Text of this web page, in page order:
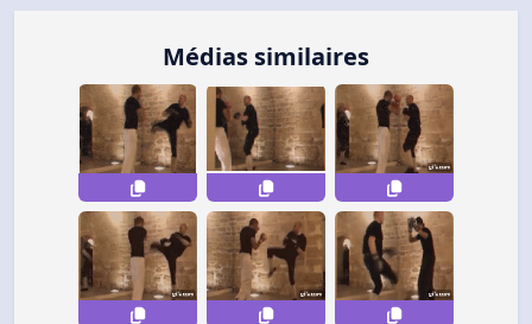
Médias similaires